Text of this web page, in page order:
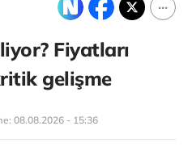
Fiyatları
gelişme
08.08.2026 - 15:36